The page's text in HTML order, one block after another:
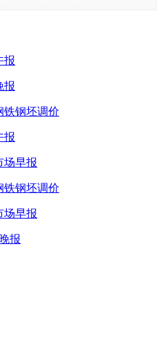
报
报
铁钢坯调价
报
场早报
铁钢坯调价
场早报
报